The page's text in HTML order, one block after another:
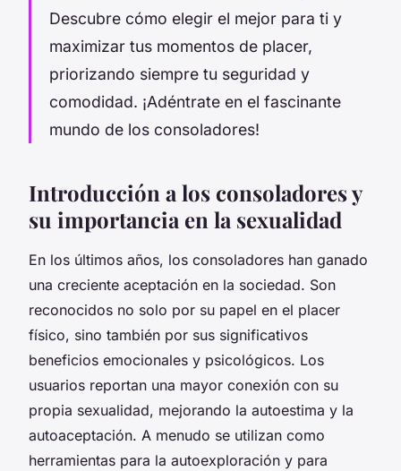
Descubre cómo elegir el mejor para ti y
maximizar tus momentos de placer,
priorizando siempre tu seguridad y
comodidad. ¡Adéntrate en el fascinante
mundo de los consoladores!
Introducción a los consoladores y
su importancia en la sexualidad
En los últimos años, los consoladores han ganado
una creciente aceptación en la sociedad. Son
reconocidos no solo por su papel en el placer
físico, sino también por sus significativos
beneficios emocionales y psicológicos. Los
usuarios reportan una mayor conexión con su
propia sexualidad, mejorando la autoestima y la
autoaceptación. A menudo se utilizan como
herramientas para la autoexploración y para